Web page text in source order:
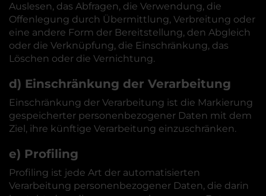
Auslesen, das Abfragen, die Verwendung, die
Offenlegung durch Übermittlung, Verbreitung oder
eine andere Form der Bereitstellung, den Abgleich
oder die Verknüpfung, die Einschränkung, das
Löschen oder die Vernichtung.
d) Einschränkung der Verarbeitung
Einschränkung der Verarbeitung ist die Markierung
gespeicherter personenbezogener Daten mit dem
Ziel, ihre künftige Verarbeitung einzuschränken.
e) Profiling
Profiling ist jede Art der automatisierten
Verarbeitung personenbezogener Daten, die darin